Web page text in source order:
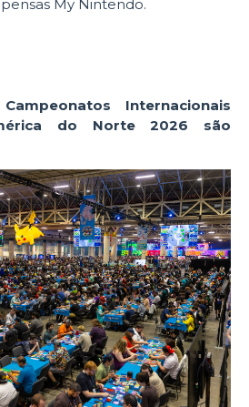
My Nintendo.
Internacionais
do Norte 2026 são